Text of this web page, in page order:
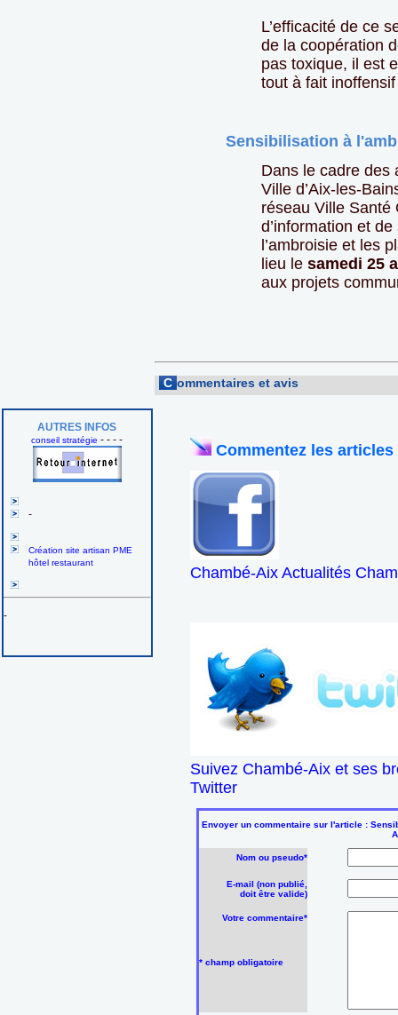
AUTRES INFOS
conseil stratégie - - - -
-
Création site artisan PME
hôtel restaurant
-
L’efficacité de ce
de la coopération
pas toxique, il est
tout à fait inoffensif
Sensibilisation à
Dans le cadre des
Ville d’Aix-les-
réseau Ville Santé
d’information et
l’ambroisie et les
lieu le samedi 25
aux projets
C ommentaires et avis
Commentez les
Chambé-Aix Actualités
Suivez Chambé-Aix et ses
Twitter
Envoyer un commentaire sur l'article :
Nom ou pseudo*
E-mail (non publié,
doit être valide)
Votre commentaire*
* champ obligatoire